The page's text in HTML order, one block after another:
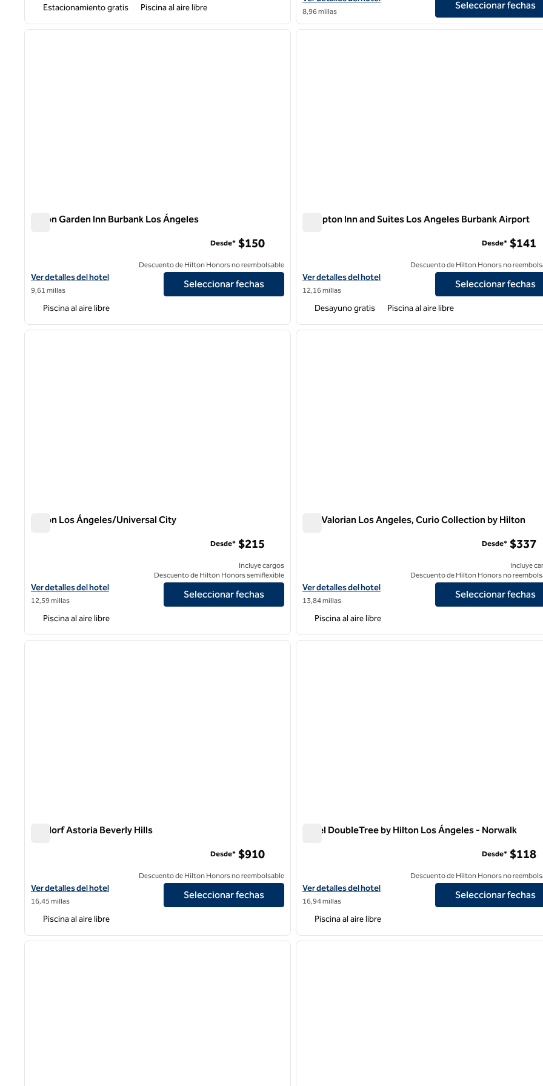
Estacionamiento gratis Piscina al aire libre 8,96 millas
Seleccionar fechas
1 de 12
siguiente imagen
Hilton Garden Inn Burbank Los Ángeles
Ver detalles del hotel Hilton Garden Inn Burbank Los Angeles
Ver detalles del hotel
9,61 millas
Desde* $150
Descuento de Hilton Honors no reembolsable
Seleccionar fechas
Piscina al aire libre
1
1 de 12
Hampton Inn and Suites Los Angeles Burbank Airport
Ver detalles del hotel Hampton Inn and Suites Los Angeles
Ver detalles del hotel
12,16 millas
Desde* $141
Descuento de Hilton Honors no
Seleccionar fechas
Desayuno gratis Piscina al aire libre
1 de 11
siguiente imagen
Hilton Los Ángeles/Universal City
Ver detalles del hotel Hilton Los Angeles/Universal City
Ver detalles del hotel
12,59 millas
Desde* $215
Incluye cargos
Descuento de Hilton Honors semiflexible
Seleccionar fechas
Piscina al aire libre
1 de 12
The Valorian Los Angeles, Curio Collection by Hilton
Ver detalles del hotel The Valorian Los Angeles, Curio Collection
Ver detalles del hotel
13,84 millas
Desde* $337
Incluye
Descuento de Hilton Honors no
Seleccionar fechas
Piscina al aire libre
1 de 11
siguiente imagen
Waldorf Astoria Beverly Hills
Ver detalles del hotel Waldorf Astoria Beverly Hills
Ver detalles del hotel
16,45 millas
Desde* $910
Descuento de Hilton Honors no reembolsable
Seleccionar fechas
Piscina al aire libre
1 de 12
Hotel DoubleTree by Hilton Los Ángeles - Norwalk
Ver detalles del hotel DoubleTree by Hilton Los Angeles - Norwalk
Ver detalles del hotel
16,94 millas
Desde* $118
Descuento de Hilton Honors no
Seleccionar fechas
Piscina al aire libre
1 de 12
siguiente imagen
1 de 12